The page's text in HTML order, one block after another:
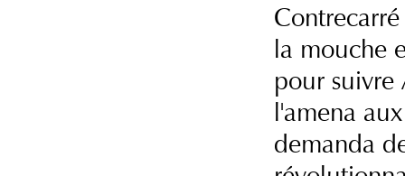
la mouche
pour
l'amena
demanda